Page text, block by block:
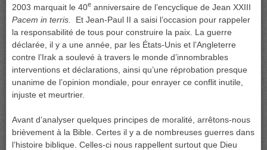
2003 marquait le 40e anniversaire de l’encyclique de Jean XXIII
Pacem in terris. Et Jean-Paul II a saisi l’occasion pour rappeler
la responsabilité de tous pour construire la paix. La guerre
déclarée, il y a une année, par les États-Unis et l’Angleterre
contre l’Irak a soulevé à travers le monde d’innombrables
interventions et déclarations, ainsi qu’une réprobation presque
unanime de l’opinion mondiale, pour enrayer ce conflit inutile,
injuste et meurtrier.
Avant d’analyser quelques principes de moralité, arrêtons-nous
brièvement à la Bible. Certes il y a de nombreuses guerres dans
l’histoire biblique. Celles-ci nous rappellent surtout que Dieu